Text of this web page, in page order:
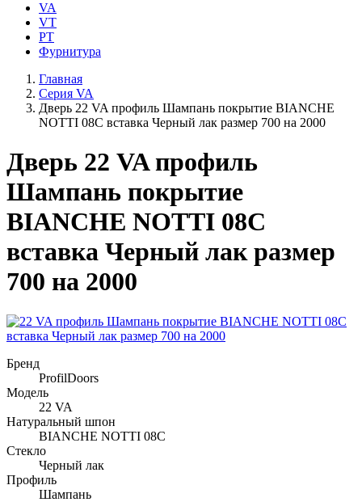
VA
VT
PT
Фурнитура
Главная
Серия VA
Дверь 22 VA профиль Шампань покрытие BIANCHE
NOTTI 08C вставка Черный лак размер 700 на 2000
Дверь 22 VA профиль
Шампань покрытие
BIANCHE NOTTI 08C
вставка Черный лак размер
700 на 2000
Бренд
ProfilDoors
Модель
22 VA
Натуральный шпон
BIANCHE NOTTI 08C
Стекло
Черный лак
Профиль
Шампань